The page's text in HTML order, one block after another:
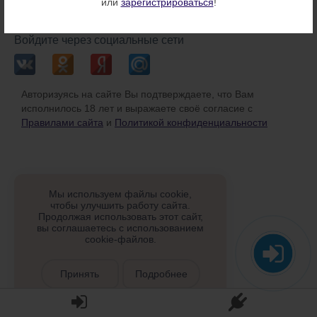
Войдите через социальные сети
Авторизуясь на сайте Вы подтверждаете, что Вам
исполнилось 18 лет и выражаете своё согласие с
Правилами сайта и Политикой конфиденциальности
Мы используем файлы cookie,
чтобы улучшить работу сайта.
Продолжая использовать этот сайт,
вы соглашаетесь с использованием
cookie-файлов.
Принять Подробнее